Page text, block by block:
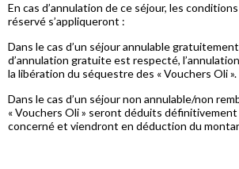
En cas d’annulation de ce séjour, les
réservé s’appliqueront :
Dans le cas d’un séjour annulable
d’annulation gratuite est respecté,
la libération du séquestre des « Vouchers Oli ».
Dans le cas d’un séjour non annulable/non
« Vouchers Oli » seront déduits définitivement
concerné et viendront en déduction du